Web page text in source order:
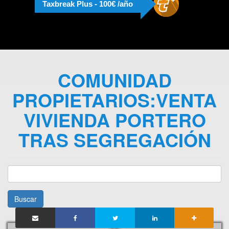
Taxbreak Plus - 100€ /año
COMUNIDAD
PROPIETARIOS:VENTA
VIVIENDA PORTERO
TRAS SEGREGACIÓN
Buscar